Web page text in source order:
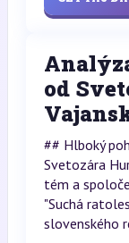
od
## Hlboký
Svetozára
tém a
"Suchá
slovenského